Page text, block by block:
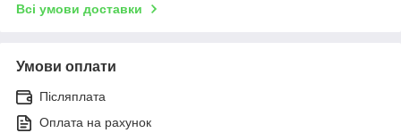
Всі умови доставки
Умови оплати
Післяплата
Оплата на рахунок